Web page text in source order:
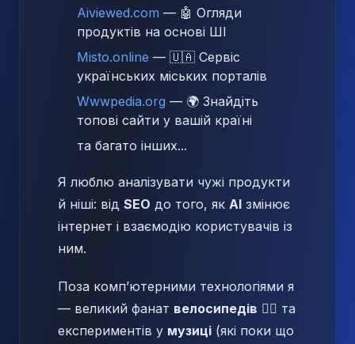
Aiviewed.com — 🤖 Огляди
продуктів на основі ШІ
Misto.online — 🇺🇦 Сервіс
українських міських порталів
Wwwpedia.org — 🌍 Знайдіть
топові сайти у вашій країні
та багато інших...
Я люблю аналізувати чужі продукти
й ніші: від SEO до того, як AI змінює
інтернет і взаємодію користувачів із
ним.
Поза комп’ютерними технологіями я
— великий фанат велосипедів 🚴‍♂️ та
експериментів у музиці (які поки що